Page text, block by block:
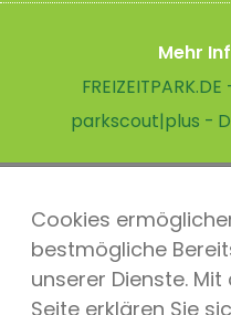
Cookies
bestmögliche
unserer Dienste.
Seite erklären Sie
Mehr
parkscout|plus -